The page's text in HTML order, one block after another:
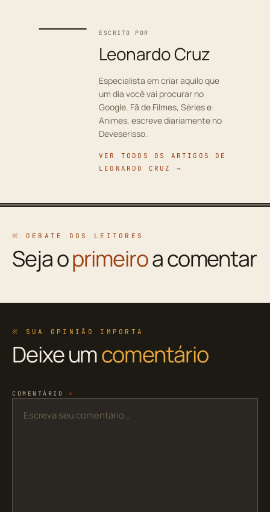
ESCRITO POR
Leonardo Cruz
Especialista em criar aquilo que
um dia você vai procurar no
Google. Fã de Filmes, Séries e
Animes, escreve diariamente no
Deveserisso.
VER TODOS OS ARTIGOS DE
LEONARDO CRUZ →
※ DEBATE DOS LEITORES
Seja oprimeiroa comentar
※ SUA OPINIÃO IMPORTA
Deixe umcomentário
COMENTÁRIO *